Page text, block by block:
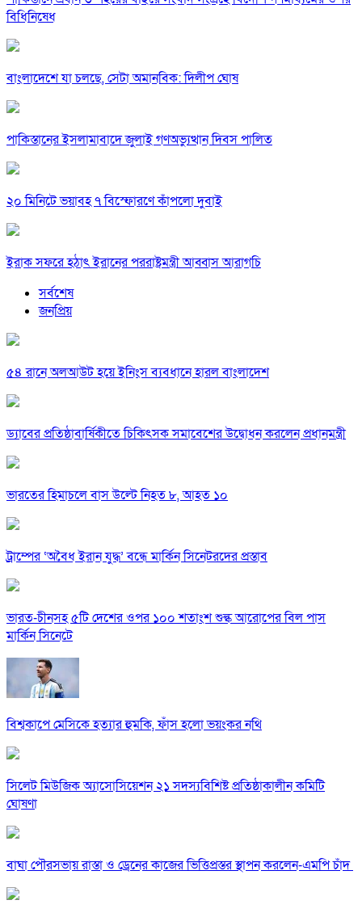
বিধিনিষেধ
বাংলাদেশে যা চলছে, সেটা অমানবিক: দিলীপ ঘোষ
পাকিস্তানের ইসলামাবাদে জুলাই গণঅভ্যুত্থান দিবস পালিত
২০ মিনিটে ভয়াবহ ৭ বিস্ফোরণে কাঁপলো দুবাই
ইরাক সফরে হঠাৎ ইরানের পররাষ্ট্রমন্ত্রী আব্বাস আরাগচি
সর্বশেষ
জনপ্রিয়
৫৪ রানে অলআউট হয়ে ইনিংস ব্যবধানে হারল বাংলাদেশ
ড্যাবের প্রতিষ্ঠাবার্ষিকীতে চিকিৎসক সমাবেশের উদ্বোধন করলেন প্রধানমন্ত্রী
ভারতের হিমাচলে বাস উল্টে নিহত ৮, আহত ১০
ট্রাম্পের ‘অবৈধ ইরান যুদ্ধ’ বন্ধে মার্কিন সিনেটরদের প্রস্তাব
ভারত-চীনসহ ৫টি দেশের ওপর ১০০ শতাংশ শুল্ক আরোপের বিল পাস
মার্কিন সিনেটে
বিশ্বকাপে মেসিকে হত্যার হুমকি, ফাঁস হলো ভয়ংকর নথি
সিলেট মিউজিক অ্যাসোসিয়েশন ২১ সদস্যবিশিষ্ট প্রতিষ্ঠাকালীন কমিটি
ঘোষণা
বাঘা পৌরসভায় রাস্তা ও ড্রেনের কাজের ভিত্তিপ্রস্তর স্থাপন করলেন-এমপি চাঁদ